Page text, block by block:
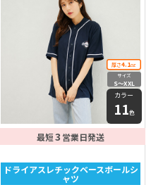
厚さ4.1oz
サイズ
S〜XXL
カラー
11色
最短3 営業日発送
ドライアスレチックベースボールシ
ャツ